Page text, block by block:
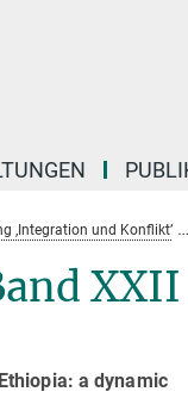
‚Integration und Konflikt’
XXII
a dynamic